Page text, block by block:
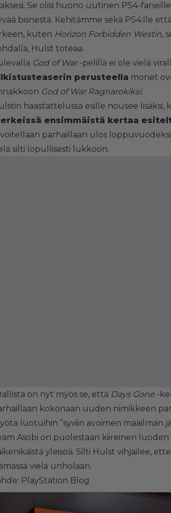
Se olisi huono uutinen PS4-
bisnestä. Kehitämme sekä PS4:lle
kuten Horizon Forbidden Westin,
Hulst toteaa.
God of War-pelillä ei ole vielä
perusteella monet
God of War Ragnarokiksi.
haastattelussa esille nousee lisäksi,
ensimmäistä kertaa
parhaillaan ulos
silti lopullisesti lukkoon.
on nyt myös se, että Days Gone -
kokonaan uuden nimikkeen
luotuihin ”syviin avoimen maailman
Asobi on puolestaan kiireinen
yleisöä. Silti Hulst vihjailee,
vielä unholaan.
PlayStation Blog